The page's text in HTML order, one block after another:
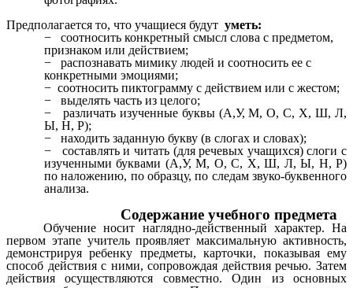
Предполагается то, что учащиеся будут уметь:
соотносить конкретный смысл слова с предметом,
признаком или действием;
распознавать мимику людей и соотносить ее с
конкретными эмоциями;
соотносить пиктограмму с действием или с жестом;
выделять часть из целого;
различать изученные буквы (А,У, М, О, С, Х, Ш, Л,
Ы, Н, Р);
находить заданную букву (в слогах и словах);
составлять и читать (для речевых учащихся) слоги с
изученными буквами (А,У, М, О, С, Х, Ш, Л, Ы, Н, Р)
по наложению, по образцу, по следам звуко-буквенного
анализа.
Содержание учебного предмета
Обучение носит наглядно-действенный характер. На
первом этапе учитель проявляет максимальную активность,
демонстрируя ребенку предметы, карточки, показывая ему
способ действия с ними, сопровождая действия речью. Затем
действия осуществляются совместно. Один из основных